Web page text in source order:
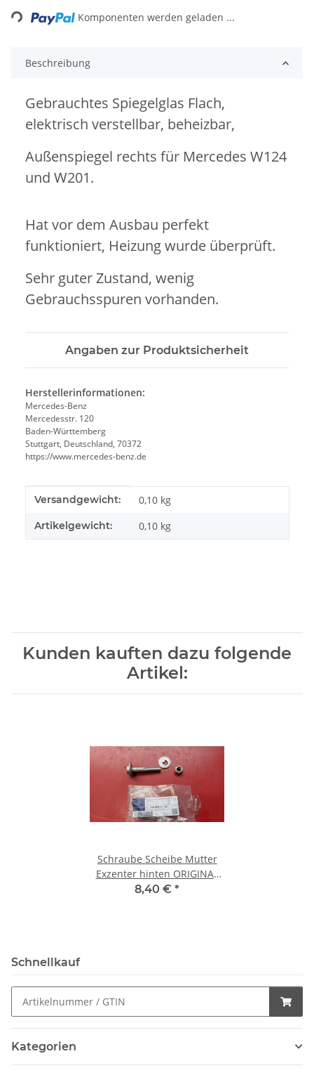
Komponenten werden geladen ...
Beschreibung
Gebrauchtes Spiegelglas Flach,
elektrisch verstellbar, beheizbar,
Außenspiegel rechts für Mercedes W124
und W201.
Hat vor dem Ausbau perfekt
funktioniert, Heizung wurde überprüft.
Sehr guter Zustand, wenig
Gebrauchsspuren vorhanden.
Angaben zur Produktsicherheit
Herstellerinformationen:
Mercedes-Benz
Mercedesstr. 120
Baden-Württemberg
Stuttgart, Deutschland, 70372
https://www.mercedes-benz.de
Produkteigenschaft
Wert
Versandgewicht: 0,10 kg
Artikelgewicht: 0,10 kg
Kunden kauften dazu folgende
Artikel:
Schraube Scheibe Mutter
Exzenter hinten ORIGINAL
Mercedes 1403501170
8,40 € *
Schnellkauf
Kategorien